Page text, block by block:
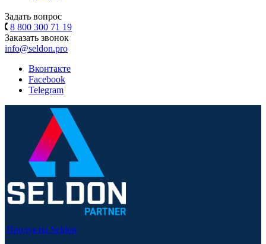
Задать вопрос
8 800 300 71 19
Заказать звонок
info@seldon.pro
Вконтакте
Facebook
Telegram
Продукты Seldon